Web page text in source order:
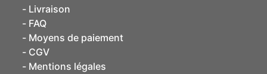
Livraison
FAQ
Moyens de paiement
CGV
Mentions légales